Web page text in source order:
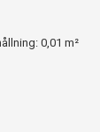
0,01 m²